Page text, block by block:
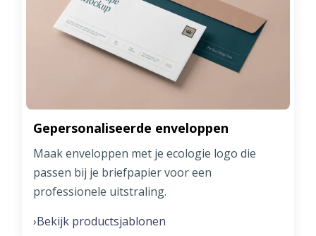
Gepersonaliseerde enveloppen
Maak enveloppen met je ecologie logo die
passen bij je briefpapier voor een
professionele uitstraling.
›Bekijk productsjablonen